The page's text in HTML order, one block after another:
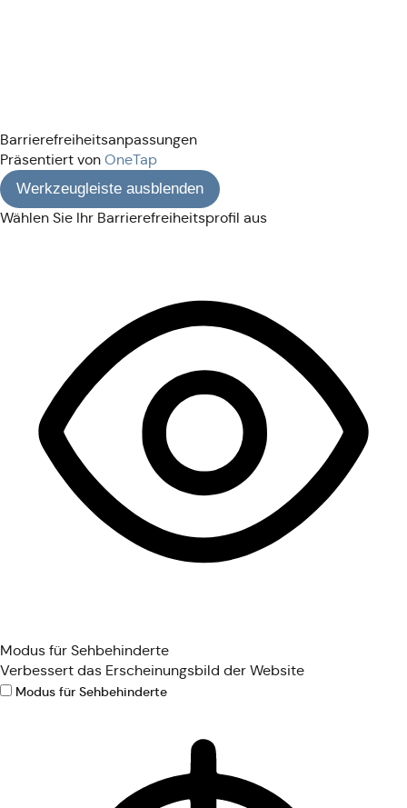
Barrierefreiheitsanpassungen
Präsentiert von OneTap
Werkzeugleiste ausblenden
Wählen Sie Ihr Barrierefreiheitsprofil aus
Modus für Sehbehinderte
Verbessert das Erscheinungsbild der Website
Modus für Sehbehinderte